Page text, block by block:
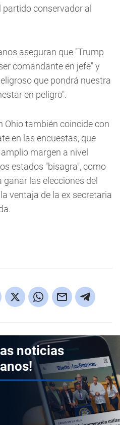
conservador al
aseguran que "Trump
comandante en jefe" y
que pondrá nuestra
en peligro".
Ohio también coincide con
en las encuestas, que
margen a nivel
estados "bisagra", como
ganar las elecciones del
ventaja de la ex secretaria
noticias